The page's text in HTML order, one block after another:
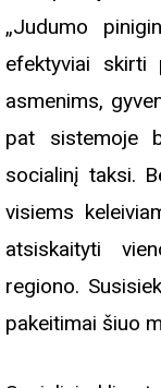
„Judumo
efektyviai skirti
asmenims,
pat sistemoje
socialinį taksi.
visiems
atsiskaityti
regiono.
pakeitimai šiuo